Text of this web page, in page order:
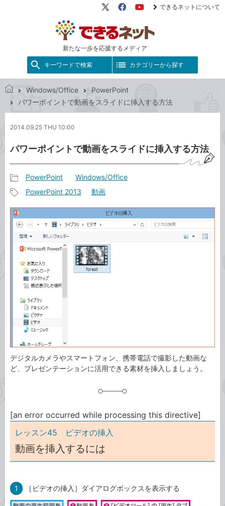
新たな一歩を応援するメディア
X（旧
FacebookYouTube
できるネットについて
キーワードで検索 カテゴリーから探す
ネ
ト
Windows/Office
PowerPoint
パワーポイントで動画をスライドに挿入する方法
2014.09.25 THU 10:00
パワーポイントで動画をスライドに挿入する方法
事
カ
テ
ゴ
リ
PowerPoint Windows/Office
事
タ
グ
PowerPoint 2013 動画
デジタルカメラやスマートフォン、携帯電話で撮影した動画な
ど、プレゼンテーションに活用できる素材を挿入しましょう。
[an error occurred while processing this directive]
レッスン45 ビデオの挿入
動画を挿入するには
1 ［ビデオの挿入］ダイアログボックスを表示する